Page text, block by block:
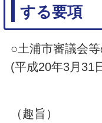
する要項
○土浦市審議会
(平成20年3月31
（趣旨）